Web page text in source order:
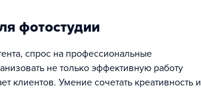
фотостудии
спрос на профессиональные
не только эффективную работу
клиентов. Умение сочетать креативность и